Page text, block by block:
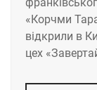
«Корчми
відкрили в
цех